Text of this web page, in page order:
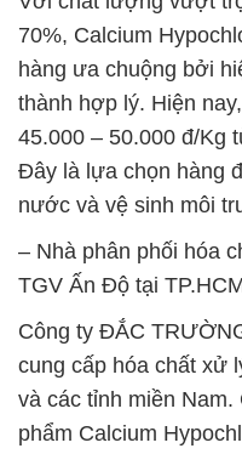
70%, Calcium
hàng ưa chuộng bởi
thành hợp lý. Hiện
45.000 – 50.000 đ/Kg
Đây là lựa chọn hàng
nước và vệ sinh môi
– Nhà phân phối hóa
TGV Ấn Độ tại
Công ty ĐẮC
cung cấp hóa chất xử
và các tỉnh miền Nam.
phẩm Calcium